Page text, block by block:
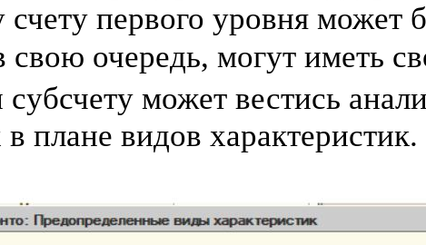
первого уровня может
свою очередь, могут иметь
может вестись
плане видов характеристик.